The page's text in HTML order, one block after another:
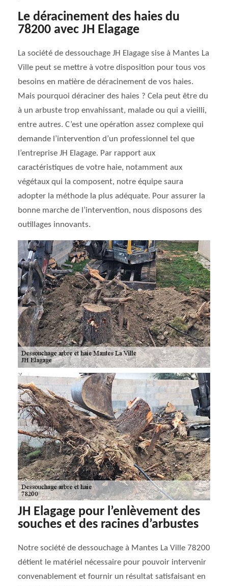
Le déracinement des haies du
78200 avec JH Elagage
La société de dessouchage JH Elagage sise à Mantes La
Ville peut se mettre à votre disposition pour tous vos
besoins en matière de déracinement de vos haies.
Mais pourquoi déraciner des haies ? Cela peut être du
à un arbuste trop envahissant, malade ou qui a vieilli,
entre autres. C’est une opération assez complexe qui
demande l’intervention d’un professionnel tel que
l’entreprise JH Elagage. Par rapport aux
caractéristiques de votre haie, notamment aux
végétaux qui la composent, notre équipe saura
adopter la méthode la plus adéquate. Pour assurer la
bonne marche de l’intervention, nous disposons des
outillages innovants.
JH Elagage pour l’enlèvement des
souches et des racines d’arbustes
Notre société de dessouchage à Mantes La Ville 78200
détient le matériel nécessaire pour pouvoir intervenir
convenablement et fournir un résultat satisfaisant en